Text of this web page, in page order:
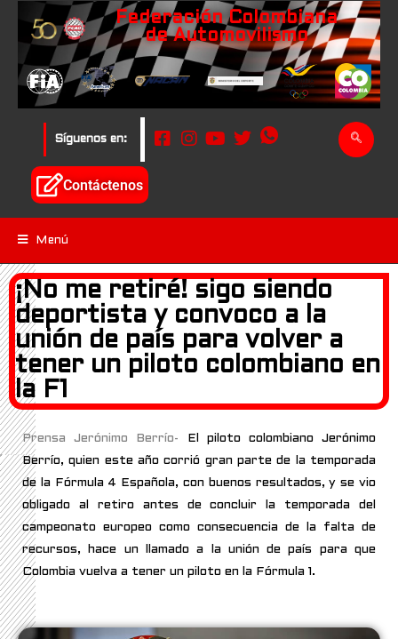
Federación Colombiana
de Automovilismo
Síguenos en:
Contáctenos
Menú
¡No me retiré! sigo siendo
deportista y convoco a la
unión de país para volver a
tener un piloto colombiano en
la F1
Prensa Jerónimo Berrío-
El piloto colombiano Jerónimo
Berrío, quien este año corrió gran parte de la temporada
de la Fórmula 4 Española, con buenos resultados, y se vio
obligado al retiro antes de concluir la temporada del
campeonato europeo como consecuencia de la falta de
recursos, hace un llamado a la unión de país para que
Colombia vuelva a tener un piloto en la Fórmula 1.